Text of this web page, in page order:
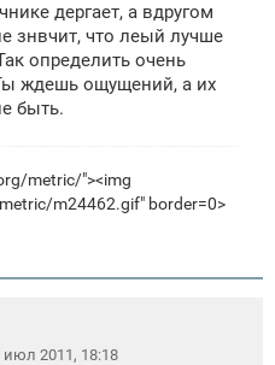
дергает, а вдругом
знвчит, что леый лучше
определить очень
ждешь ощущений, а их
быть.
metric/"><img
m24462.gif" border=0>
июл 2011, 18:18